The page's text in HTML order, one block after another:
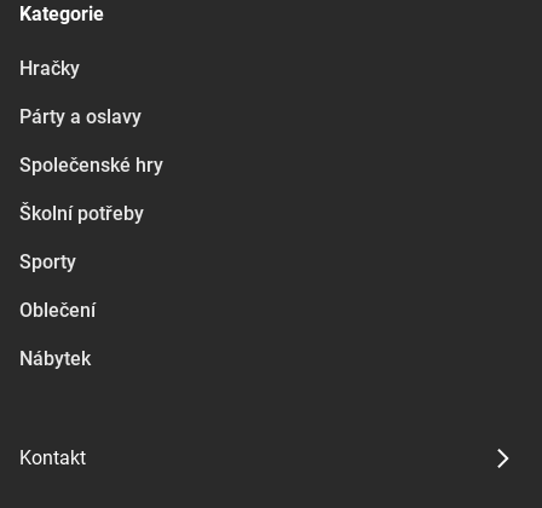
Kategorie
Hračky
Párty a oslavy
Společenské hry
Školní potřeby
Sporty
Oblečení
Nábytek
Kontakt